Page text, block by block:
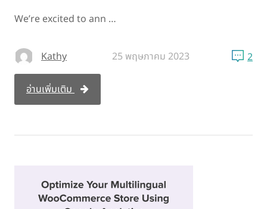
We’re excited to ann …
Kathy 25 พฤษภาคม 2023 2
อ่านเพิ่มเติม